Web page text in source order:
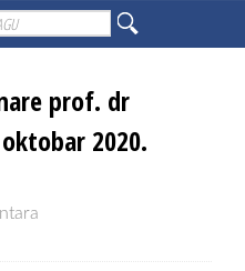
prof. dr
2020.